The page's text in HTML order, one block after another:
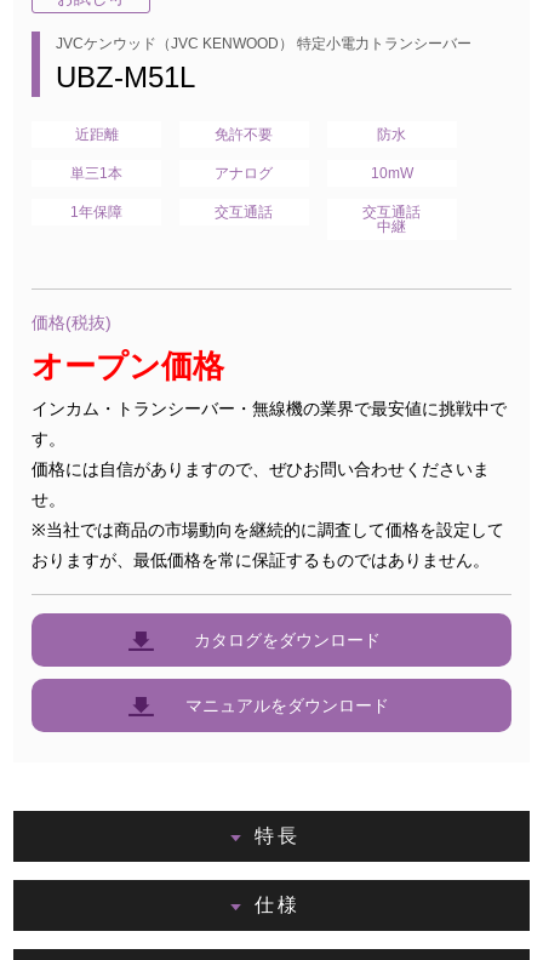
JVCケンウッド（JVC KENWOOD） 特定小電力トランシーバー
UBZ-M51L
近距離 免許不要 防水
単三1本 アナログ 10mW
1年保障 交互通話
交互通話
中継
価格(税抜)
オープン価格
インカム・トランシーバー・無線機の業界で最安値に挑戦中で
す。
価格には自信がありますので、ぜひお問い合わせくださいま
せ。
※当社では商品の市場動向を継続的に調査して価格を設定して
おりますが、最低価格を常に保証するものではありません。
カタログをダウンロード
マニュアルをダウンロード
特長
仕様